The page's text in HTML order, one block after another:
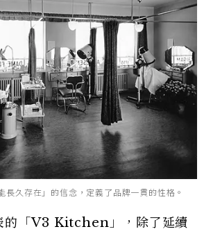
久存在」的信念，定義了品牌一貫的性格。
的「V3 Kitchen」，除了延續